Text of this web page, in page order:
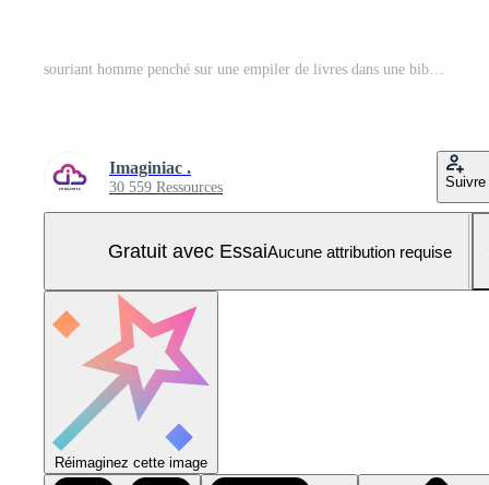
souriant homme penché sur une empiler de livres dans une bibliothèque Photo Pro
Imaginiac .
30 559 Ressources Suivre
Gratuit avec EssaiAucune attribution requise
Réimaginez cette image